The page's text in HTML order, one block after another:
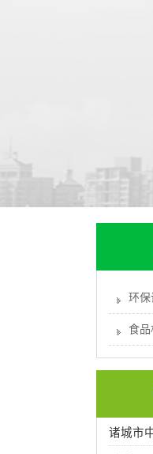
环保
食品
诸城市